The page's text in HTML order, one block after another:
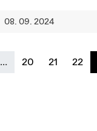
08. 09. 2024
… 20 21 22